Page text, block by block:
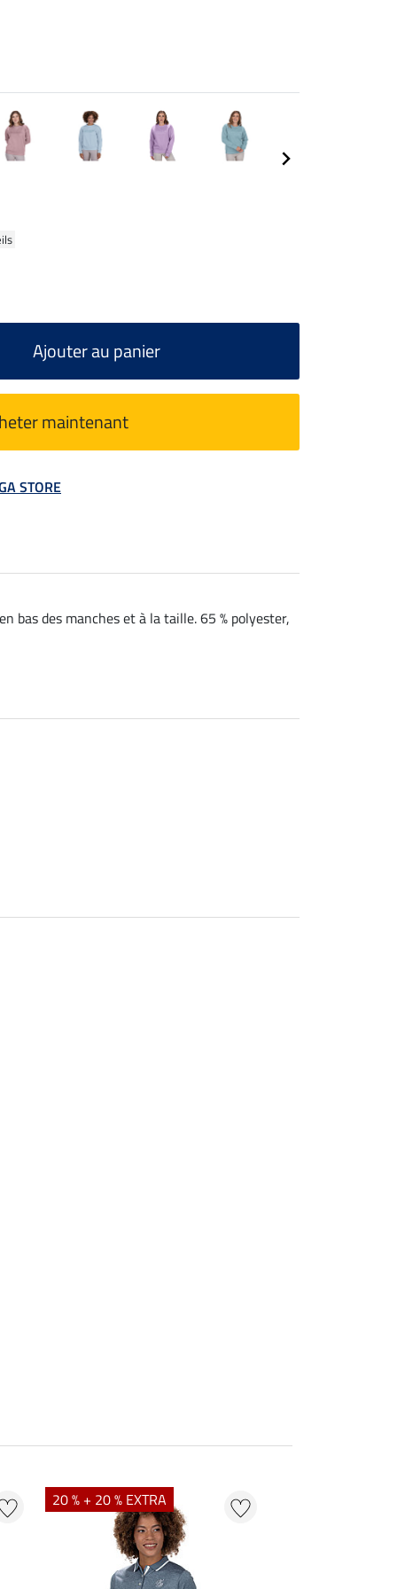
Ajouter au panier
maintenant
STORE
bas des manches et à la taille. 65 % polyester,
20 % + 20 % EXTRA